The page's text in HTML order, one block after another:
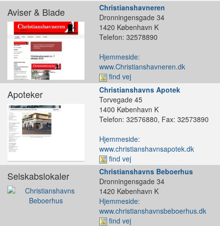
Aviser & Blade
Christianshavneren
Dronningensgade 34
1420 København K
Telefon: 32578890
Hjemmeside:
www.Christianshavneren.dk
find vej
Apoteker
Christianshavns Apotek
Torvegade 45
1400 København K
Telefon: 32576880, Fax: 32573890
Hjemmeside:
www.christianshavnsapotek.dk
find vej
Selskabslokaler
Christianshavns Beboerhus
Dronningensgade 34
1420 København K
Hjemmeside:
www.christianshavnsbeboerhus.dk
find vej